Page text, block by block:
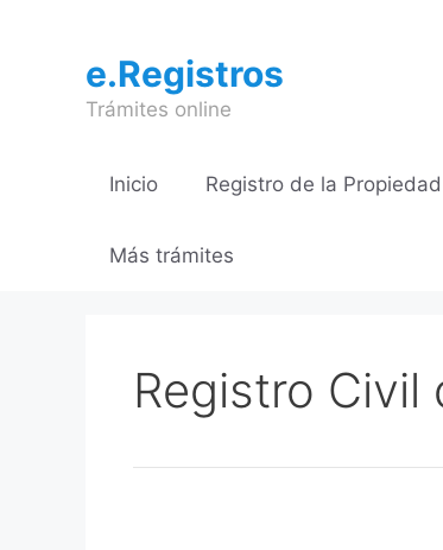
contenidoe.Registros
Trámites online
Inicio Registro de la Propiedad
Más trámites
Registro Civil